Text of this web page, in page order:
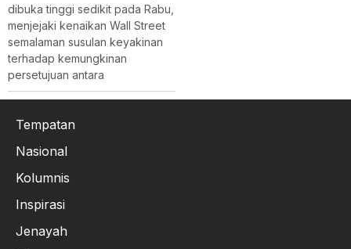
dibuka tinggi sedikit pada Rabu,
menjejaki kenaikan Wall Street
semalaman susulan keyakinan
terhadap kemungkinan
persetujuan antara
Tempatan
Nasional
Kolumnis
Inspirasi
Jenayah